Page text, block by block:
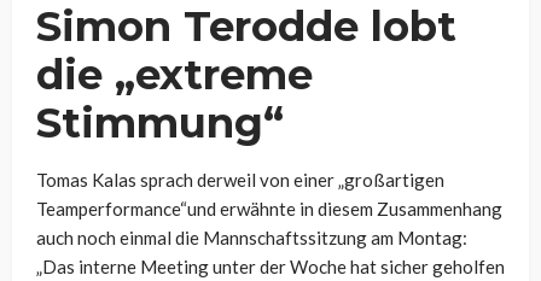
Simon Terodde lobt
die „extreme
Stimmung“
Tomas Kalas sprach derweil von einer „großartigen
Teamperformance“und erwähnte in diesem Zusammenhang
auch noch einmal die Mannschaftssitzung am Montag:
„Das interne Meeting unter der Woche hat sicher geholfen